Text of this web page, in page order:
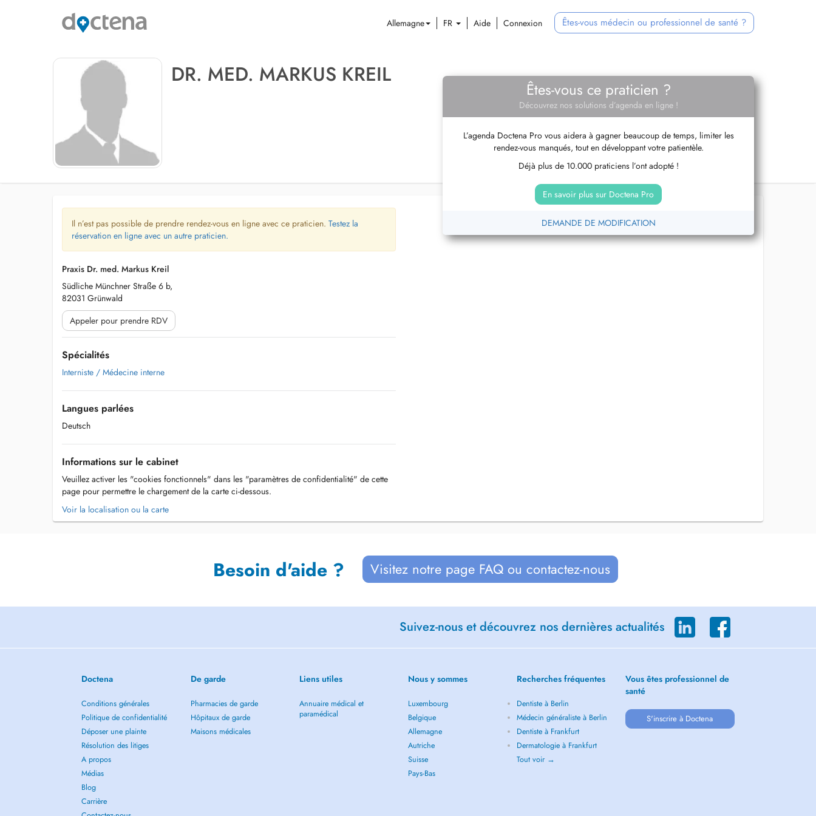
Allemagne FR Aide Connexion Êtes-vous médecin ou professionnel de santé ?
DR. MED. MARKUS KREIL
Êtes-vous ce praticien ?
Découvrez nos solutions d’agenda en ligne !
L’agenda Doctena Pro vous aidera à gagner beaucoup de temps, limiter les
rendez-vous manqués, tout en développant votre patientèle.
Déjà plus de 10.000 praticiens l’ont adopté !
En savoir plus sur Doctena Pro
DEMANDE DE MODIFICATION
Il n’est pas possible de prendre rendez-vous en ligne avec ce praticien. Testez la
réservation en ligne avec un autre praticien.
Praxis Dr. med. Markus Kreil
Südliche Münchner Straße 6 b,
82031 Grünwald
Appeler pour prendre RDV
Spécialités
Interniste / Médecine interne
Langues parlées
Deutsch
Informations sur le cabinet
Veuillez activer les "cookies fonctionnels" dans les "paramètres de confidentialité" de cette
page pour permettre le chargement de la carte ci-dessous.
Voir la localisation ou la carte
Besoin d'aide ? Visitez notre page FAQ ou contactez-nous
Suivez-nous et découvrez nos dernières actualités
Doctena
Conditions générales
Politique de confidentialité
Déposer une plainte
Résolution des litiges
A propos
Médias
Blog
Carrière
De garde
Pharmacies de garde
Hôpitaux de garde
Maisons médicales
Liens utiles
Annuaire médical et
paramédical
Nous y sommes
Luxembourg
Belgique
Allemagne
Autriche
Suisse
Pays-Bas
Recherches fréquentes
Dentiste à Berlin
Médecin généraliste à Berlin
Dentiste à Frankfurt
Dermatologie à Frankfurt
Tout voir →
Vous êtes professionnel de
santé
S'inscrire à Doctena